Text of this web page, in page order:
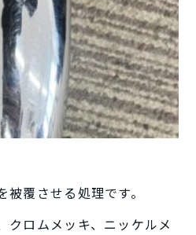
覆させる処理です。
クロムメッキ、ニッケルメ